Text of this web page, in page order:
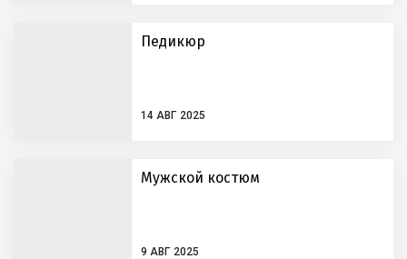
Педикюр
14 АВГ 2025
Мужской костюм
9 АВГ 2025